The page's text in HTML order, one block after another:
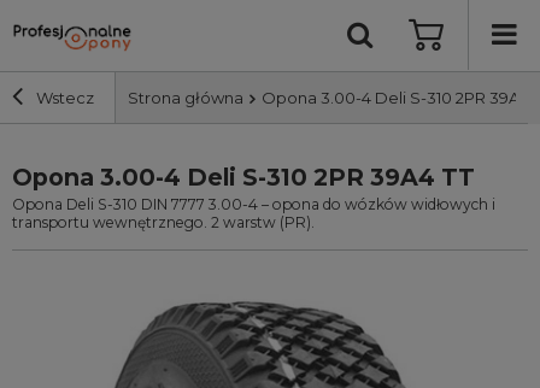
Wstecz Strona główna Opona 3.00-4 Deli S-310 2PR 39A4
Szerokość i profil
Opona 3.00-4 Deli S-310 2PR 39A4 TT
Opona Deli S-310 DIN 7777 3.00-4 – opona do wózków widłowych i
transportu wewnętrznego. 2 warstw (PR).